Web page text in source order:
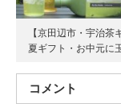
【京田辺市・宇治茶
夏ギフト・お中元に
コメント